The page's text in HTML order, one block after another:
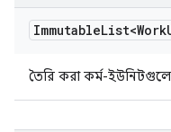
ImmutableList<Work
তৈরি করা কর্ম-